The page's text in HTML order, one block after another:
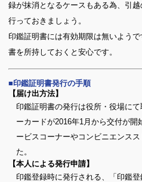
録が抹消となるケースもある為、引
行っておきましょう。
印鑑証明書には有効期限は無いよう
書を所持しておくと安心です。
印鑑証明書発行の手順
【届け出方法】
印鑑証明書の発行は役所・役場に
ーカードが2016年1月から交付が
ービスコーナーやコンビニエンス
た。
【本人による発行申請】
印鑑登録時に発行される、「印鑑